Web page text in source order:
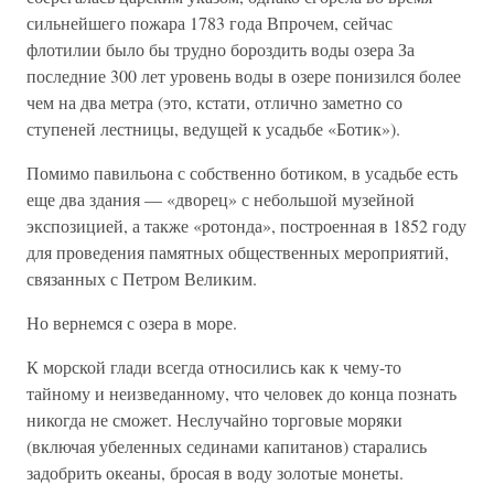
сильнейшего пожара 1783 года Впрочем, сейчас
флотилии было бы трудно бороздить воды озера За
последние 300 лет уровень воды в озере понизился более
чем на два метра (это, кстати, отлично заметно со
ступеней лестницы, ведущей к усадьбе «Ботик»).
Помимо павильона с собственно ботиком, в усадьбе есть
еще два здания — «дворец» с небольшой музейной
экспозицией, а также «ротонда», построенная в 1852 году
для проведения памятных общественных мероприятий,
связанных с Петром Великим.
Но вернемся с озера в море.
К морской глади всегда относились как к чему-то
тайному и неизведанному, что человек до конца познать
никогда не сможет. Неслучайно торговые моряки
(включая убеленных сединами капитанов) старались
задобрить океаны, бросая в воду золотые монеты.